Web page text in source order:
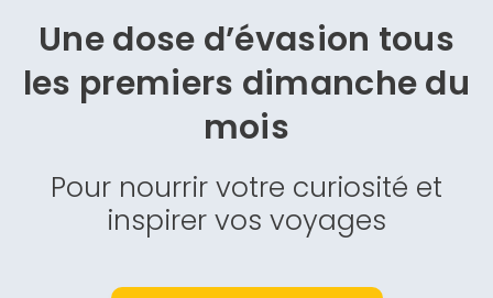
Une dose d’évasion tous
les premiers dimanche du
mois
Pour nourrir votre curiosité et
inspirer vos voyages